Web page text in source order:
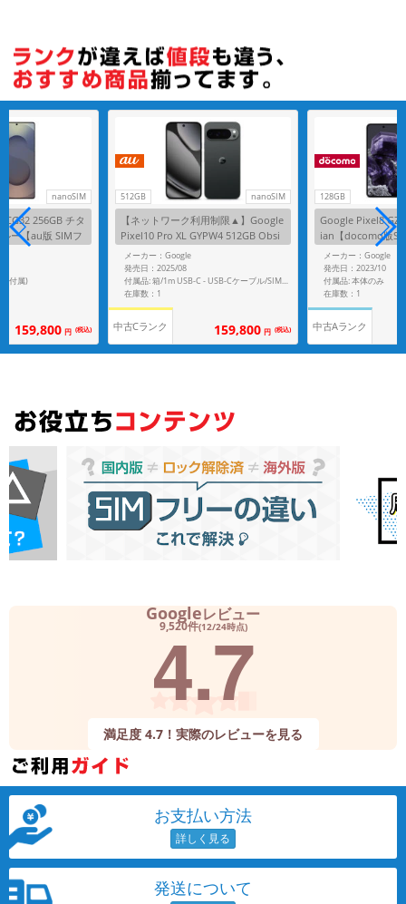
nanoSIM
256GB チタ
ー【au版 SIMフ
付属)
159,800 円 (税込)
512GB nanoSIM
【ネットワーク利用制限▲】Google
Pixel10 Pro XL GYPW4 512GB Obsi
dian【au版SIMフリー】
メーカー：Google
発売日：2025/08
付属品: 箱/1m USB-C - USB-Cケーブル/SIM取り出しツール/マニュアル
在庫数：1
中古Cランク 159,800 円 (税込)
128GB
Google Pixel8
ian【docomo版
メーカー：Google
発売日：2023/10
付属品: 本体のみ
在庫数：1
中古Aランク
Googleレビュー
9,520件(12/24時点)
4.7
満足度 4.7！実際のレビューを見る
お支払い方法
発送について